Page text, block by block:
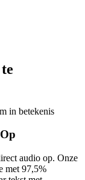
in betekenis
audio op. Onze
met 97,5%